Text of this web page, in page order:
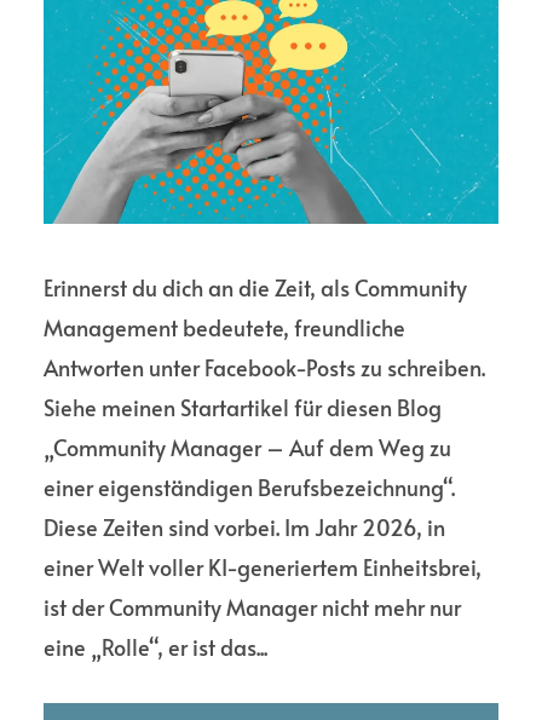
Erinnerst du dich an die Zeit, als Community
Management bedeutete, freundliche
Antworten unter Facebook-Posts zu schreiben.
Siehe meinen Startartikel für diesen Blog
„Community Manager – Auf dem Weg zu
einer eigenständigen Berufsbezeichnung“.
Diese Zeiten sind vorbei. Im Jahr 2026, in
einer Welt voller KI-generiertem Einheitsbrei,
ist der Community Manager nicht mehr nur
eine „Rolle“, er ist das...